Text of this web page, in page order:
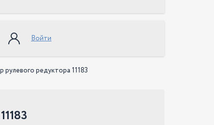
Войти
рулевого редуктора 11183